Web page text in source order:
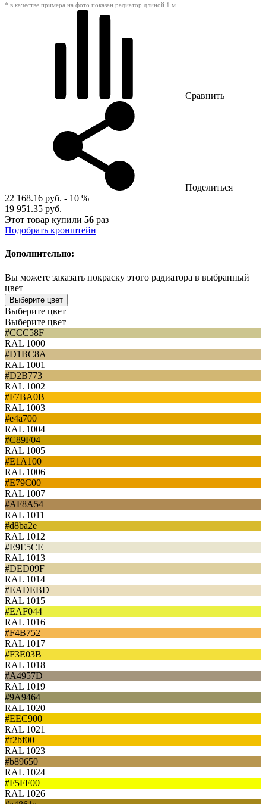
* в качестве примера на фото показан радиатор длиной 1 м
Сравнить
Поделиться
22 168.16 руб. - 10 %
19 951.35 руб.
Этот товар купили 56 раз
Подобрать кронштейн
Дополнительно:
Вы можете заказать покраску этого радиатора в выбранный
цвет
Выберите цвет
Выберите цвет
Выберите цвет
#CCC58F
RAL 1000
#D1BC8A
RAL 1001
#D2B773
RAL 1002
#F7BA0B
RAL 1003
#e4a700
RAL 1004
#C89F04
RAL 1005
#E1A100
RAL 1006
#E79C00
RAL 1007
#AF8A54
RAL 1011
#d8ba2e
RAL 1012
#E9E5CE
RAL 1013
#DED09F
RAL 1014
#EADEBD
RAL 1015
#EAF044
RAL 1016
#F4B752
RAL 1017
#F3E03B
RAL 1018
#A4957D
RAL 1019
#9A9464
RAL 1020
#EEC900
RAL 1021
#f2bf00
RAL 1023
#b89650
RAL 1024
#F5FF00
RAL 1026